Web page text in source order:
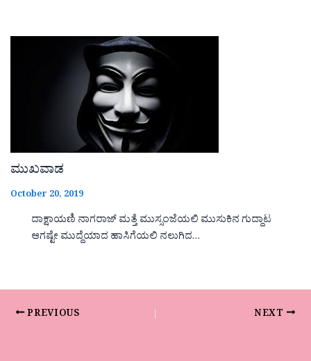
ಮುಖವಾಡ
October 20, 2019
ದಾಕ್ಷಾಯಣಿ ನಾಗರಾಜ್ ಮತ್ತೆ ಮುಸ್ಸಂಜೆಯಲಿ ಮುಸುಕಿನ ಗುದ್ದಾಟ
ಆಗಷ್ಟೇ ಮುದ್ದೆಯಾದ ಹಾಸಿಗೆಯಲಿ ನಲುಗಿದ…
PREVIOUS NEXT